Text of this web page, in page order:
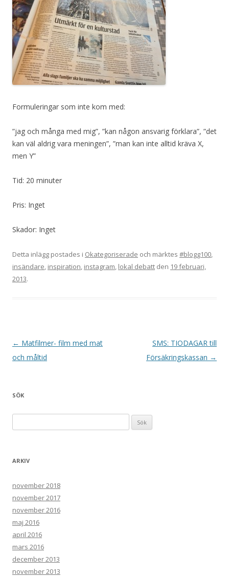
Formuleringar som inte kom med:
”jag och många med mig”, ”kan någon ansvarig förklara”, ”det
kan väl aldrig vara meningen”, ”man kan inte alltid kräva X,
men Y”
Tid: 20 minuter
Pris: Inget
Skador: Inget
Detta inlägg postades i Okategoriserade och märktes #blogg100,
insändare, inspiration, instagram, lokal debatt den 19 februari,
2013.
Inläggsnavigering
← Matfilmer- film med mat
och måltid
SMS: TIODAGAR till
Försäkringskassan →
SÖK
ARKIV
november 2018
november 2017
november 2016
maj 2016
april 2016
mars 2016
december 2013
november 2013